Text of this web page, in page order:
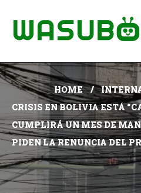
HOME
CRISIS EN BOLIVIA ESTÁ
CUMPLIRÁ UN MES DE
PIDEN LA RENUNCIA DEL